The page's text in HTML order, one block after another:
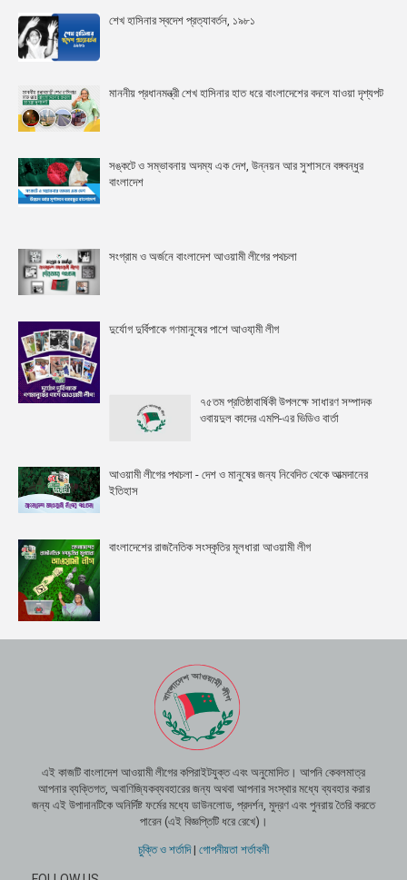
শেখ হাসিনার স্বদেশ প্রত্যাবর্তন, ১৯৮১
মাননীয় প্রধানমন্ত্রী শেখ হাসিনার হাত ধরে বাংলাদেশের বদলে যাওয়া দৃশ্যপট
সঙ্কটে ও সম্ভাবনায় অদম্য এক দেশ, উন্নয়ন আর সুশাসনে বঙ্গবন্ধুর
বাংলাদেশ
সংগ্রাম ও অর্জনে বাংলাদেশ আওয়ামী লীগের পথচলা
দুর্যোগ দুর্বিপাকে গণমানুষের পাশে আওযা়মী লীগ
৭৫তম প্রতিষ্ঠাবার্ষিকী উপলক্ষে সাধারণ সম্পাদক
ওবায়দুল কাদের এমপি-এর ভিডিও বার্তা
আওয়ামী লীগের পথচলা - দেশ ও মানুষের জন্য নিবেদিত থেকে আত্মদানের
ইতিহাস
বাংলাদেশের রাজনৈতিক সংস্কৃতির মূলধারা আওয়ামী লীগ
এই কাজটি বাংলাদেশ আওয়ামী লীগের কপিরাইটযুক্ত এবং অনুমোদিত। আপনি কেবলমাত্র
আপনার ব্যক্তিগত, অবাণিজ্যিকব্যবহারের জন্য অথবা আপনার সংস্থার মধ্যে ব্যবহার করার
জন্য এই উপাদানটিকে অনির্দিষ্ট ফর্মের মধ্যে ডাউনলোড, প্রদর্শন, মুদ্রণ এবং পুনরায় তৈরি করতে
পারেন (এই বিজ্ঞপ্তিটি ধরে রেখে)।
চুক্তি ও শর্তাদি| গোপনীয়তা শর্তাবলী